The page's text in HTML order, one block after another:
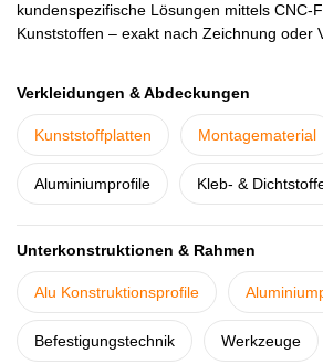
kundenspezifische Lösungen mittels CNC-
Kunststoffen – exakt nach Zeichnung oder
Verkleidungen & Abdeckungen
Kunststoffplatten Montagematerial
Aluminiumprofile Kleb- &
Unterkonstruktionen & Rahmen
Alu Konstruktionsprofile
Befestigungstechnik Werkzeuge